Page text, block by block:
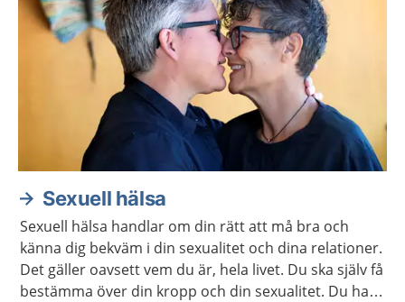
Sexuell hälsa
Sexuell hälsa handlar om din rätt att må bra och
känna dig bekväm i din sexualitet och dina relationer.
Det gäller oavsett vem du är, hela livet. Du ska själv få
bestämma över din kropp och din sexualitet. Du har